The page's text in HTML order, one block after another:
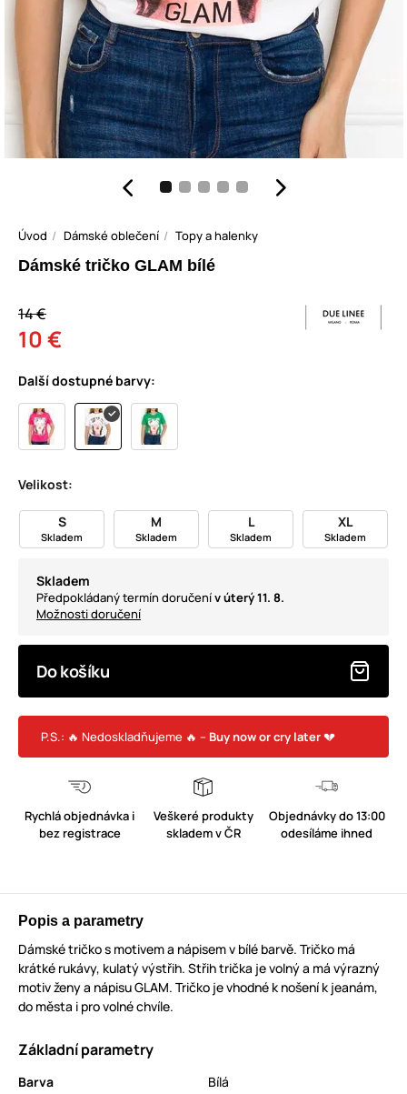
Úvod Dámské oblečení Topy a halenky
Dámské tričko GLAM bílé
14 €
10 €
Další dostupné barvy:
Velikost:
S
Skladem
M
Skladem
L
Skladem
XL
Skladem
Skladem
Předpokládaný termín doručenív úterý 11. 8.
Možnosti doručení
Do košíku
P.S.: 🔥 Nedoskladňujeme 🔥 – Buy now or cry later💔
Rychlá objednávka i
bez registrace
Veškeré produkty
skladem v ČR
Objednávky do 13:00
odesíláme ihned
Popis a parametry
Dámské tričko s motivem a nápisem v bílé barvě. Tričko má
krátké rukávy, kulatý výstřih. Střih trička je volný a má výrazný
motiv ženy a nápisu GLAM. Tričko je vhodné k nošení k jeanám,
do města i pro volné chvíle.
Základní parametry
Barva
Bílá